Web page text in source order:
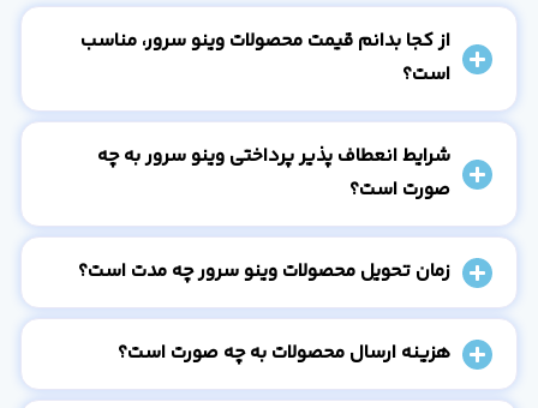
از کجا بدانم قیمت محصولات وینو سرور، مناسب
است؟
شرایط انعطاف پذیر پرداختی وینو سرور به چه
صورت است؟
زمان تحویل محصولات وینو سرور چه مدت است؟
هزینه ارسال محصولات به چه صورت است؟